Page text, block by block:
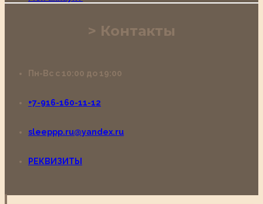
Контакты
Пн-Вс с 10:00 до 19:00
+7-916-160-11-12
sleeppp.ru@yandex.ru
РЕКВИЗИТЫ